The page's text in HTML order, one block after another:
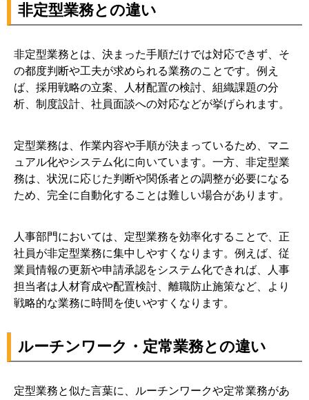
10-4. 人事部門で自動化しやすい定型業務は何ですか？
11. まとめ
非定型業務との違い
非定型業務とは、決まった手順だけでは対応できず、そ
の都度判断や工夫が求められる業務のことです。例え
ば、採用戦略の立案、人材配置の検討、組織課題の分
析、制度設計、社員面談への対応などが挙げられます。
定型業務は、作業内容や手順が決まっているため、マニ
ュアル化やシステム化に向いています。一方、非定型業
務は、状況に応じた判断や関係者との調整が必要になる
ため、完全に自動化することは難しい場合があります。
人事部門においては、定型業務を効率化することで、正
社員が非定型業務に集中しやすくなります。例えば、従
業員情報の更新や申請承認をシステム化できれば、人事
担当者は人材育成や配置検討、離職防止施策など、より
戦略的な業務に時間を使いやすくなります。
ルーチンワーク・定常業務との違い
定型業務と似た言葉に、ルーチンワークや定常業務があ